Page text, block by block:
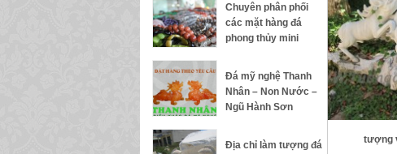
tượng
Chuyên phân phối
các mặt hàng đá
phong thủy mini
Đá mỹ nghệ Thanh
Nhân – Non Nước –
Ngũ Hành Sơn
Địa chỉ làm tượng đá